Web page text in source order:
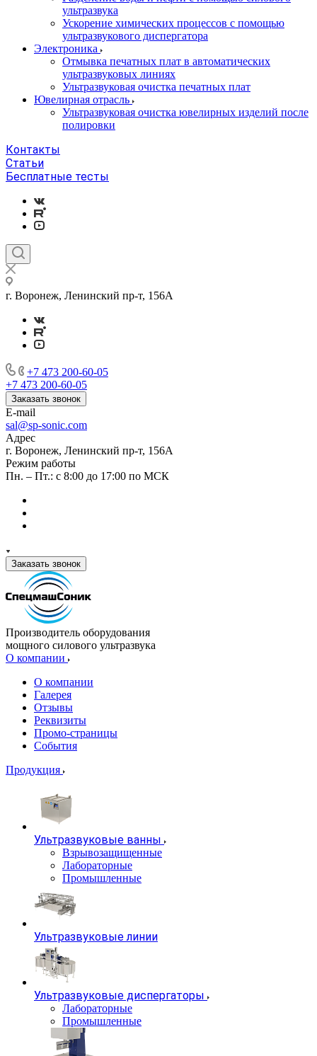
ультразвука
Ускорение химических процессов с помощью
ультразвукового диспергатора
Электроника
Отмывка печатных плат в автоматических
ультразвуковых линиях
Ультразвуковая очистка печатных плат
Ювелирная отрасль
Ультразвуковая очистка ювелирных изделий после
полировки
Контакты
Статьи
Бесплатные тесты
г. Воронеж, Ленинский пр-т, 156А
+7 473 200-60-05
+7 473 200-60-05
Заказать звонок
E-mail
sal@sp-sonic.com
Адрес
г. Воронеж, Ленинский пр-т, 156А
Режим работы
Пн. – Пт.: с 8:00 до 17:00 по МСК
Заказать звонок
Производитель оборудования
мощного силового ультразвука
О компании
О компании
Галерея
Отзывы
Реквизиты
Промо-страницы
События
Продукция
Ультразвуковые ванны
Взрывозащищенные
Лабораторные
Промышленные
Ультразвуковые линии
Ультразвуковые диспергаторы
Лабораторные
Промышленные